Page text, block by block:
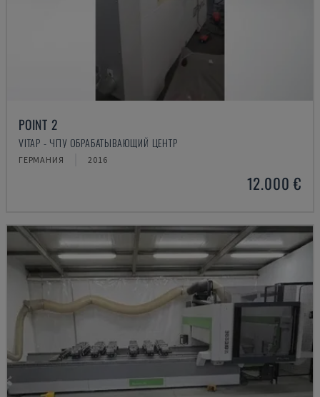
POINT 2
VITAP - ЧПУ ОБРАБАТЫВАЮЩИЙ ЦЕНТР
ГЕРМАНИЯ 2016
12.000 €